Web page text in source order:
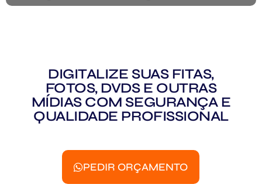
DIGITALIZE SUAS FITAS,
FOTOS, DVDS E OUTRAS
MÍDIAS COM SEGURANÇA E
QUALIDADE PROFISSIONAL
PEDIR ORÇAMENTO